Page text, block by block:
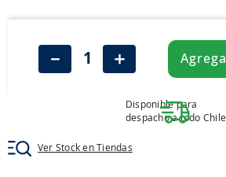
＋
－
Disponible para
despacho a todo Chile
Ver Stock en Tiendas
john deere